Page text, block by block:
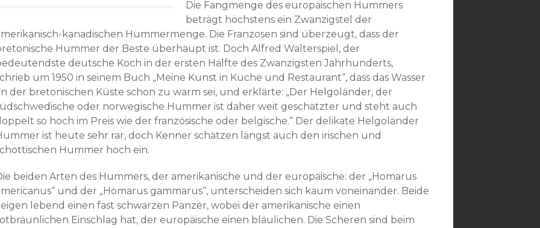
Die Fangmenge des europäischen Hummers
beträgt höchstens ein Zwanzigstel der
kanadischen Hummermenge. Die Franzosen sind überzeugt, dass der
Hummer der Beste überhaupt ist. Doch Alfred Walterspiel, der
deutsche Koch in der ersten Hälfte des Zwanzigsten Jahrhunderts,
um 1950 in seinem Buch „Meine Kunst in Küche und Restaurant“, dass das Wasser
der bretonischen Küste schon zu warm sei, und erklärte: „Der Helgoländer, der
oder norwegische Hummer ist daher weit geschätzter und steht auch
so hoch im Preis wie der französische oder belgische.“ Der delikate Helgoländer
ist heute sehr rar, doch Kenner schätzen längst auch den irischen und
Hummer hoch ein.
beiden Arten des Hummers, der amerikanische und der europäische: der „Homarus
und der „Homarus gammarus“, unterscheiden sich kaum voneinander. Beide
lebend einen fast schwarzen Panzer, wobei der amerikanische einen
Einschlag hat, der europäische einen bläulichen. Die Scheren sind beim